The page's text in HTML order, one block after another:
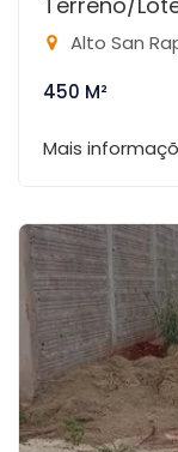
Alto San
450 M²
Mais